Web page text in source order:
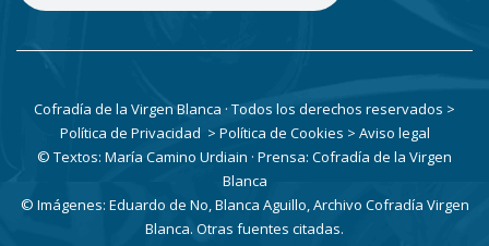
Cofradía de la Virgen Blanca · Todos los derechos reservados >
Política de Privacidad > Política de Cookies > Aviso legal
© Textos: María Camino Urdiain · Prensa: Cofradía de la Virgen
Blanca
© Imágenes: Eduardo de No, Blanca Aguillo, Archivo Cofradía Virgen
Blanca. Otras fuentes citadas.